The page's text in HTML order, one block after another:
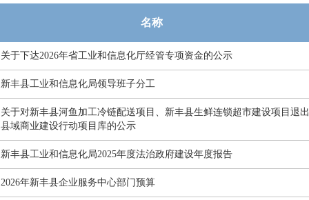
名称
关于下达2026年省工业和信息化厅经管专项资金的公示
新丰县工业和信息化局领导班子分工
关于对新丰县河鱼加工冷链配送项目、新丰县生鲜连锁超市建设项目退出
县域商业建设行动项目库的公示
新丰县工业和信息化局2025年度法治政府建设年度报告
2026年新丰县企业服务中心部门预算